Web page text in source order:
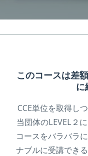
このコースは差
に
CCE単位を取得し
当団体のLEVEL２
コースをバラバラ
ナブルに受講でき